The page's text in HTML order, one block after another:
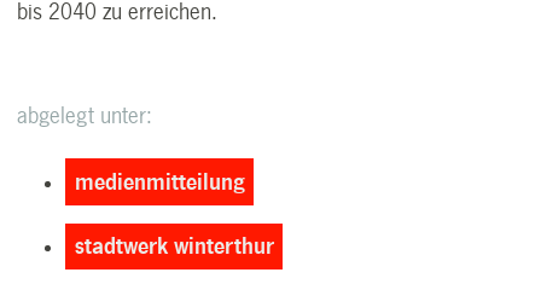
bis 2040 zu erreichen.
abgelegt unter:
medienmitteilung
stadtwerk winterthur